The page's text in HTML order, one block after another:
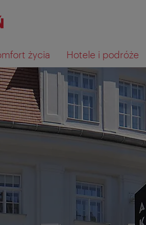
życia Hotele i podróże
wyniki wyszukiwania